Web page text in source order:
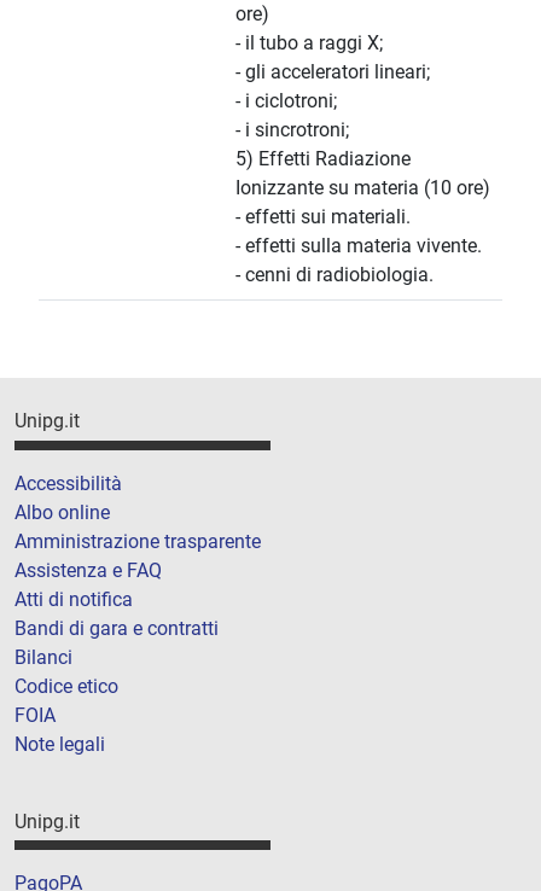
ore)
- il tubo a raggi X;
- gli acceleratori lineari;
- i ciclotroni;
- i sincrotroni;
5) Effetti Radiazione
Ionizzante su materia (10 ore)
- effetti sui materiali.
- effetti sulla materia vivente.
- cenni di radiobiologia.
Unipg.it
Accessibilità
Albo online
Amministrazione trasparente
Assistenza e FAQ
Atti di notifica
Bandi di gara e contratti
Bilanci
Codice etico
FOIA
Note legali
Unipg.it
PagoPA